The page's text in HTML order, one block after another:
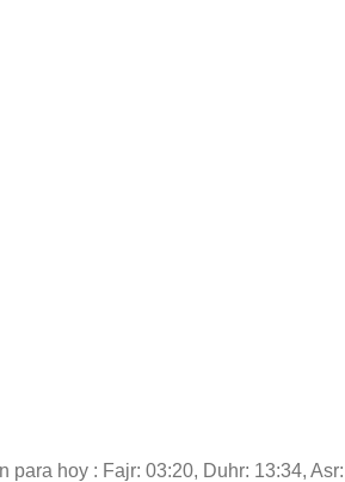
para hoy : Fajr: 03:20, Duhr: 13:34,